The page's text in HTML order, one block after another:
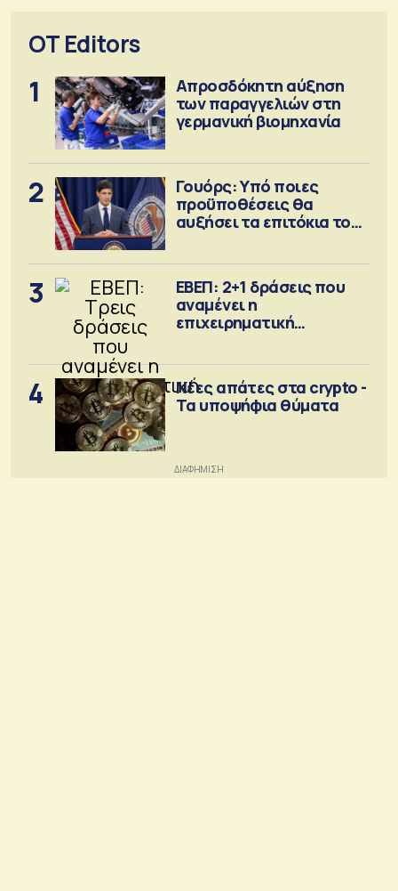
OT Editors
1
Απροσδόκητη αύξηση
των παραγγελιών στη
γερμανική βιομηχανία
2
Γουόρς: Υπό ποιες
προϋποθέσεις θα
αυξήσει τα επιτόκια τον
3
ΕΒΕΠ: 2+1 δράσεις που
αναμένει η
επιχειρηματική
4
Νέες απάτες στα crypto -
Τα υποψήφια θύματα